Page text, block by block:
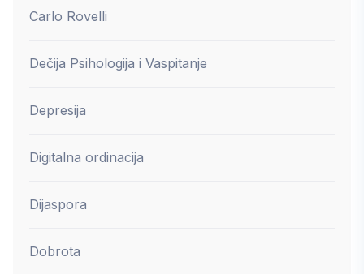
Carlo Rovelli
Dečija Psihologija i Vaspitanje
Depresija
Digitalna ordinacija
Dijaspora
Dobrota